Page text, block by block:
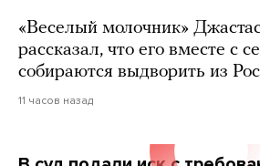
«Веселый молочник»
рассказал, что его вместе с
собираются выдворить из
11 часов назад